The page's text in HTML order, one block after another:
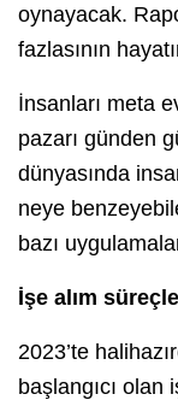
oynayacak.
fazlasının
İnsanları meta
pazarı günden
dünyasında
neye
bazı
İşe alım
2023’te
başlangıcı olan